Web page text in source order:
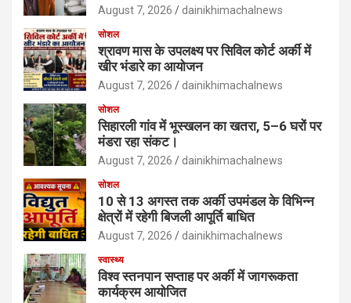
August 7, 2026 dainikhimachalnews
सोशल
श्रावण मास के उपलक्ष्य पर सिविल कोर्ट अर्की में
खीर भंडारे का आयोजन
August 7, 2026 dainikhimachalnews
सोशल
सिहारली गांव में भूस्खलन का खतरा, 5–6 घरों पर
मंडरा रहा संकट।
August 7, 2026 dainikhimachalnews
सोशल
10 से 13 अगस्त तक अर्की उपमंडल के विभिन्न
क्षेत्रों में रहेगी बिजली आपूर्ति बाधित
August 7, 2026 dainikhimachalnews
स्वास्थ्य
विश्व स्तनपान सप्ताह पर अर्की में जागरूकता
कार्यक्रम आयोजित